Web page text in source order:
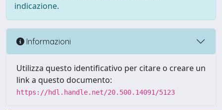
indicazione.
Informazioni
Utilizza questo identificativo per citare o creare un
link a questo documento:
https://hdl.handle.net/20.500.14091/5123